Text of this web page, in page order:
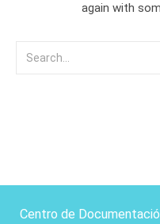
again with
Centro de